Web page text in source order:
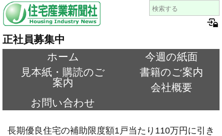
正社員募集中
ホーム
今週の紙面
見本紙・購読のご
案内
書籍のご案内
会社概要
お問い合わせ
長期優良住宅の補助限度額1戸当たり110万円に引き